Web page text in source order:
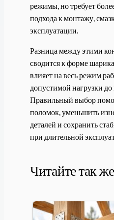
режимы, но требует
подхода к монтажу,
эксплуатации.
Разница между этими
сводится к форме
влияет на весь режим
допустимой нагрузки до
Правильный выбор
поломок, уменьшить
деталей и сохранить
при длительной
Читайте так